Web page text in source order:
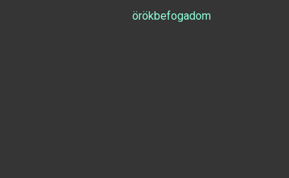
örökbefogadom